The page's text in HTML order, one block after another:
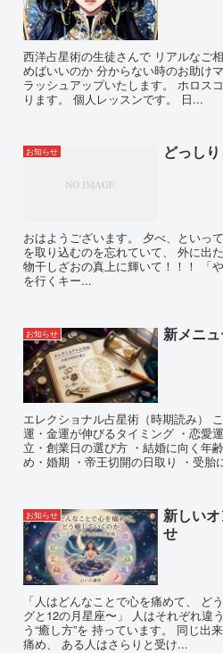
西洋占星術の生徒さんで リアルなご
めばいいのか 分からない時のお助け
ラッシュアップいたします。 ホロス
ります。 個人レッスンです。 日...
お知らせ どっし
おはようございます。 夕べ、といっ
を取り込むのを忘れていて、 外に出
物干しざおの真上に輝いて！！！ 「
を行くキー...
お知らせ 新メニ
エレクショナル占星術（時期読み）
運・金運が伸びるタイミング ・恋愛
立・創業日の選び方 ・結婚に向く年
め・婚期 ・帝王切開の日取り ・受胎
お知らせ
新しい
せ
「人はどんなことで心を痛めて、 ど
グと12の月星座〜」 人はそれぞれ違
う“癒し方”を 持っています。 同じ出
痛め、 ある人はさらりと受け...